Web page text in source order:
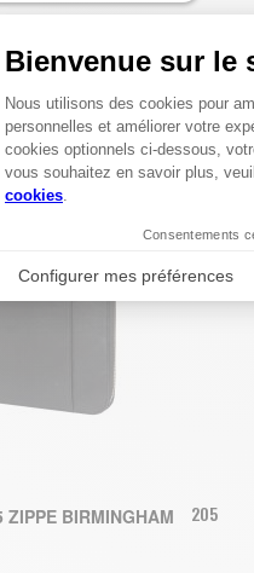
ZIPPE BIRMINGHAM 205,00 €